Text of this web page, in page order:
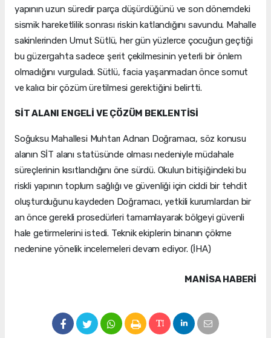
yapının uzun süredir parça düşürdüğünü ve son dönemdeki
sismik hareketlilik sonrası riskin katlandığını savundu. Mahalle
sakinlerinden Umut Sütlü, her gün yüzlerce çocuğun geçtiği
bu güzergahta sadece şerit çekilmesinin yeterli bir önlem
olmadığını vurguladı. Sütlü, facia yaşanmadan önce somut
ve kalıcı bir çözüm üretilmesi gerektiğini belirtti.
SİT ALANI ENGELİ VE ÇÖZÜM BEKLENTİSİ
Soğuksu Mahallesi Muhtarı Adnan Doğramacı, söz konusu
alanın SİT alanı statüsünde olması nedeniyle müdahale
süreçlerinin kısıtlandığını öne sürdü. Okulun bitişiğindeki bu
riskli yapının toplum sağlığı ve güvenliği için ciddi bir tehdit
oluşturduğunu kaydeden Doğramacı, yetkili kurumlardan bir
an önce gerekli prosedürleri tamamlayarak bölgeyi güvenli
hale getirmelerini istedi. Teknik ekiplerin binanın çökme
nedenine yönelik incelemeleri devam ediyor. (İHA)
MANISA HABERİ